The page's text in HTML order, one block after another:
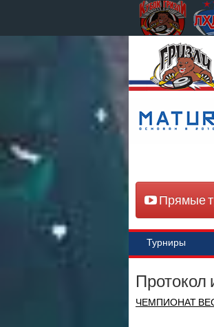
Прямые
Турниры
Протокол
ЧЕМПИОНАТ